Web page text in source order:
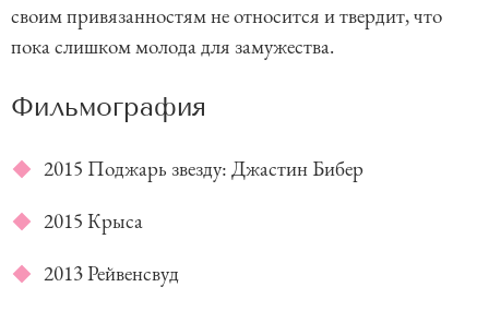
своим привязанностям не относится и твердит, что
пока слишком молода для замужества.
Фильмография
2015 Поджарь звезду: Джастин Бибер
2015 Крыса
2013 Рейвенсвуд